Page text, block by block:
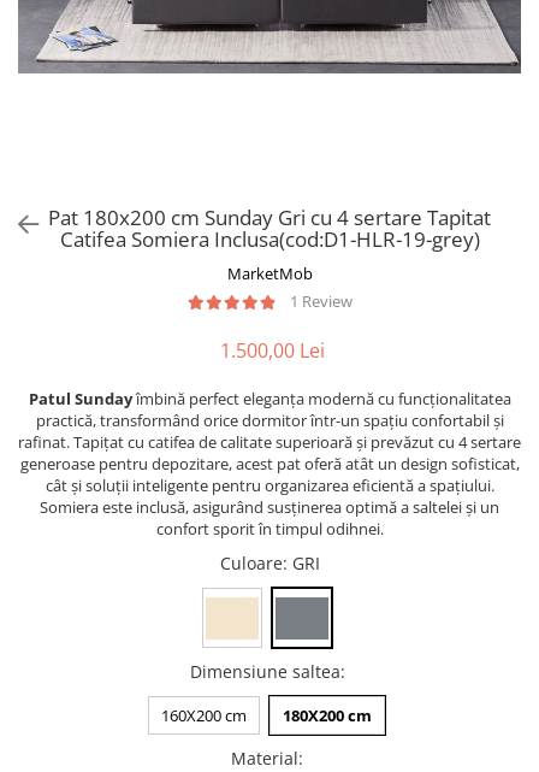
Pat 180x200 cm Sunday Gri cu 4 sertare Tapitat
Catifea Somiera Inclusa(cod:D1-HLR-19-grey)
MarketMob
1 Review
1.500,00 Lei
Patul Sundayîmbină perfect eleganța modernă cu funcționalitatea
practică, transformând orice dormitor într-un spațiu confortabil și
rafinat. Tapițat cu catifea de calitate superioară și prevăzut cu 4 sertare
generoase pentru depozitare, acest pat oferă atât un design sofisticat,
cât și soluții inteligente pentru organizarea eficientă a spațiului.
Somiera este inclusă, asigurând susținerea optimă a saltelei și un
confort sporit în timpul odihnei.
Culoare: GRI
Dimensiune saltea:
160X200 cm 180X200 cm
Material: